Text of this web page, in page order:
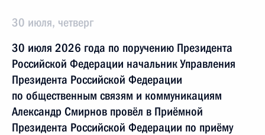
30 июля, четверг
30 июля 2026 года по поручению Президента
Российской Федерации начальник Управления
Президента Российской Федерации
по общественным связям и коммуникациям
Александр Смирнов провёл в Приёмной
Президента Российской Федерации по приёму